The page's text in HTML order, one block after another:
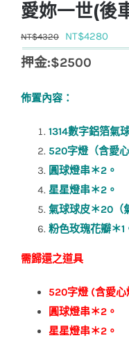
愛妳一世(後
NT$4320
原
格：
NT$4280
押金:$2500
佈置內容：
1314數字鋁箔氣
520字燈（含愛
圓球燈串＊2。
星星燈串＊2。
氣球球皮＊20（
粉色玫瑰花瓣＊1
需歸還之道具
520字燈 (含愛心
圓球燈串＊2 。
星星燈串＊2。